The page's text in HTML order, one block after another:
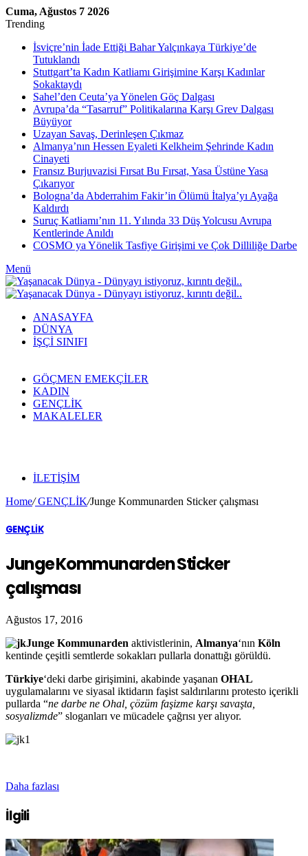
Cuma, Ağustos 7 2026
Trending
İsviçre’nin İade Ettiği Bahar Yalçınkaya Türkiye’de
Tutuklandı
Stuttgart’ta Kadın Katliamı Girişimine Karşı Kadınlar
Sokaktaydı
Sahel’den Ceuta’ya Yönelen Göç Dalgası
Avrupa’da “Tasarruf” Politikalarına Karşı Grev Dalgası
Büyüyor
Uzayan Savaş, Derinleşen Çıkmaz
Almanya’nın Hessen Eyaleti Kelkheim Şehrinde Kadın
Cinayeti
Fransız Burjuvazisi Fırsat Bu Fırsat, Yasa Üstüne Yasa
Çıkarıyor
Bologna’da Abderrahim Fakir’in Ölümü İtalya’yı Ayağa
Kaldırdı
Suruç Katliamı’nın 11. Yılında 33 Düş Yolcusu Avrupa
Kentlerinde Anıldı
COSMO ya Yönelik Tasfiye Girişimi ve Çok Dilliliğe Darbe
Menü
ANASAYFA
DÜNYA
İŞÇİ SINIFI
GÖÇMEN EMEKÇİLER
KADIN
GENÇLİK
MAKALELER
ILETIŞIM
Home/GENÇLİK/Junge Kommunarden Sticker çalışması
GENÇLİK
Junge Kommunarden Sticker
çalışması
Ağustos 17, 2016
Junge Kommunarden aktivistlerinin, Almanya‘nın Köln
kentinde çeşitli semtlerde sokakları pullarla donattığı görüldü.
Türkiye‘deki darbe girişimini, akabinde yaşanan OHAL
uygulamalarını ve siyasal iktidarın faşist saldırılarını protesto içerikli
pullarda “ne darbe ne Ohal, çözüm faşizme karşı savaşta,
sosyalizmde” sloganları ve mücadele çağrısı yer alıyor.
Daha fazlası
İlgili